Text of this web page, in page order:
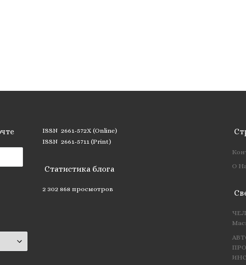
ISSN 2661-572X (Online)
ISSN 2661-5711 (Print)
Статистика блога
2 302 868 просмотров
О